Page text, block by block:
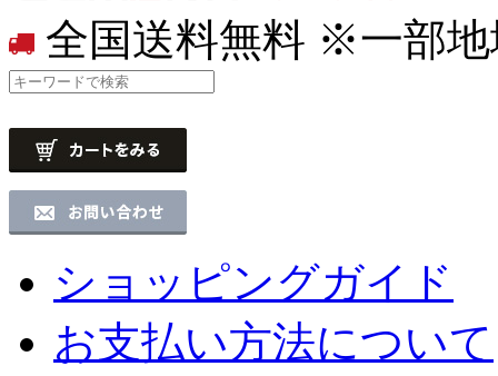
全国送料無料 ※一部地
ショッピングガイド
お支払い方法について